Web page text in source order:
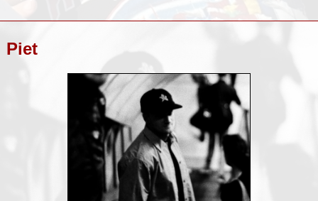
Piet